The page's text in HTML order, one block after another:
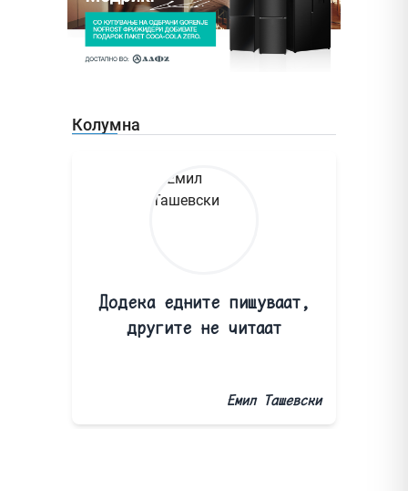
Колумна
Додека едните пишуваат,
другите не читаат
Емил Ташевски